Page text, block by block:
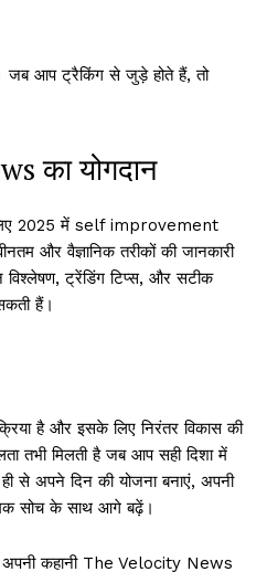
जब आप ट्रैकिंग से जुड़े होते हैं, तो
का योगदान
2025 में self improvement
और वैज्ञानिक तरीकों की जानकारी
विश्लेषण, ट्रेंडिंग टिप्स, और सटीक
हैं।
है और इसके लिए निरंतर विकास की
तभी मिलती है जब आप सही दिशा में
से अपने दिन की योजना बनाएं, अपनी
सोच के साथ आगे बढ़ें।
कहानी The Velocity News